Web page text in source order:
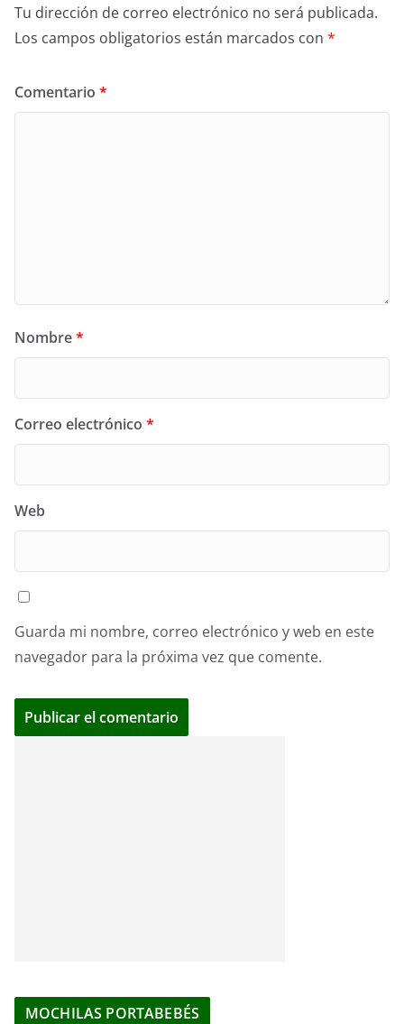
Tu dirección de correo electrónico no será publicada.
Los campos obligatorios están marcados con *
Comentario *
Nombre*
Correo electrónico *
Web
Guarda mi nombre, correo electrónico y web en este
navegador para la próxima vez que comente.
MOCHILAS PORTABEBÉS